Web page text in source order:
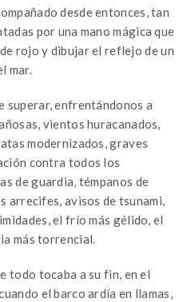
desde entonces, tan
por una mano mágica que
rojo y dibujar el reflejo de un
mar.
superar, enfrentándonos a
vientos huracanados,
modernizados, graves
contra todos los
de guardia, témpanos de
arrecifes, avisos de tsunami,
el frío más gélido, el
más torrencial.
todo tocaba a su fin, en el
el barco ardía en llamas,